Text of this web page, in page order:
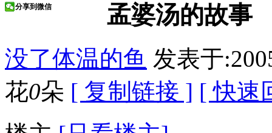
孟婆汤的故事
分享到微信
没了体温的鱼 发表于
花0朵 [ 复制链接 ] [ 快速